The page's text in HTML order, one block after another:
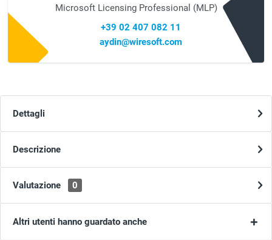
Microsoft Licensing Professional (MLP)
+39 02 407 082 11
aydin@wiresoft.com
Dettagli
Descrizione
Valutazione 0
Altri utenti hanno guardato anche